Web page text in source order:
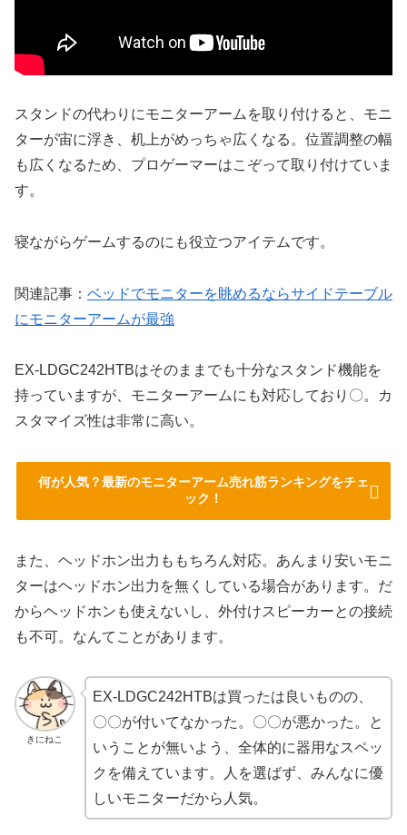
スタンドの代わりにモニターアームを取り付けると、モニ
ターが宙に浮き、机上がめっちゃ広くなる。位置調整の幅
も広くなるため、プロゲーマーはこぞって取り付けていま
す。
寝ながらゲームするのにも役立つアイテムです。
関連記事： ベッドでモニターを眺めるならサイドテーブル
にモニターアームが最強
EX-LDGC242HTBはそのままでも十分なスタンド機能を
持っていますが、モニターアームにも対応しており〇。カ
スタマイズ性は非常に高い。
何が人気？最新のモニターアーム売れ筋ランキングをチェ
ック！
また、ヘッドホン出力ももちろん対応。あんまり安いモニ
ターはヘッドホン出力を無くしている場合があります。だ
からヘッドホンも使えないし、外付けスピーカーとの接続
も不可。なんてことがあります。
きにねこ
EX-LDGC242HTBは買ったは良いものの、
〇〇が付いてなかった。〇〇が悪かった。と
いうことが無いよう、全体的に器用なスペッ
クを備えています。人を選ばず、みんなに優
しいモニターだから人気。